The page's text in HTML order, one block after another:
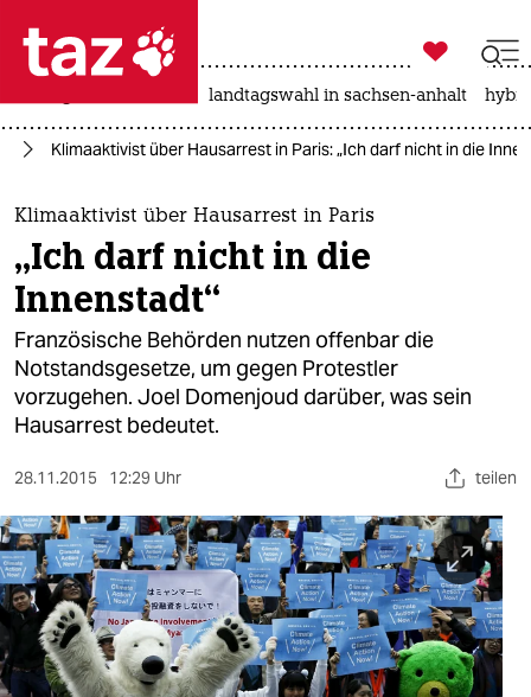
 taz zahl ich
taz zahl ich
themen
politik
öko
gesellschaft
kultur
sport
berlin
nord
wahrheit

taz zahl ich
landtagswahl in sachsen-anhalt
Klimaaktivist über Hausarrest in Paris: „Ich darf nicht in die
Klimaaktivist über Hausarrest in Paris
„Ich darf nicht in die
Innenstadt“
Französische Behörden nutzen offenbar die
Notstandsgesetze, um gegen Protestler
vorzugehen. Joel Domenjoud darüber, was sein
Hausarrest bedeutet.
28.11.2015 12:29 Uhr teilen